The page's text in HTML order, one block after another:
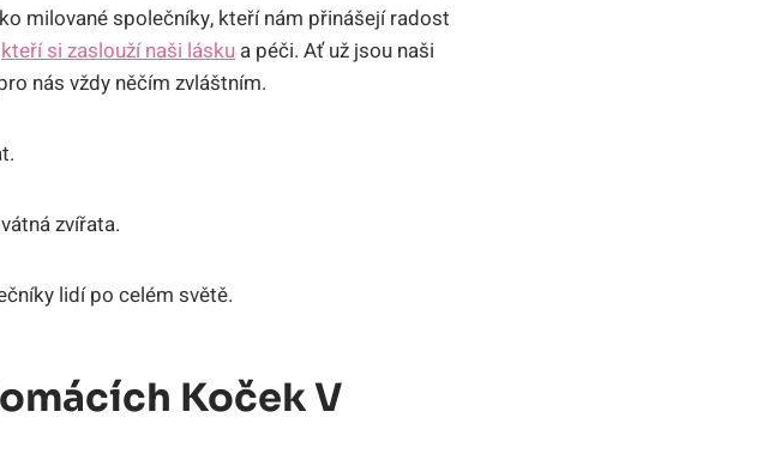
milované společníky, kteří nám přinášejí radost
kteří si zaslouží naši lásku a péči. Ať už jsou naši
nás vždy něčím zvláštním.
zvířata.
lidí po celém světě.
Koček V